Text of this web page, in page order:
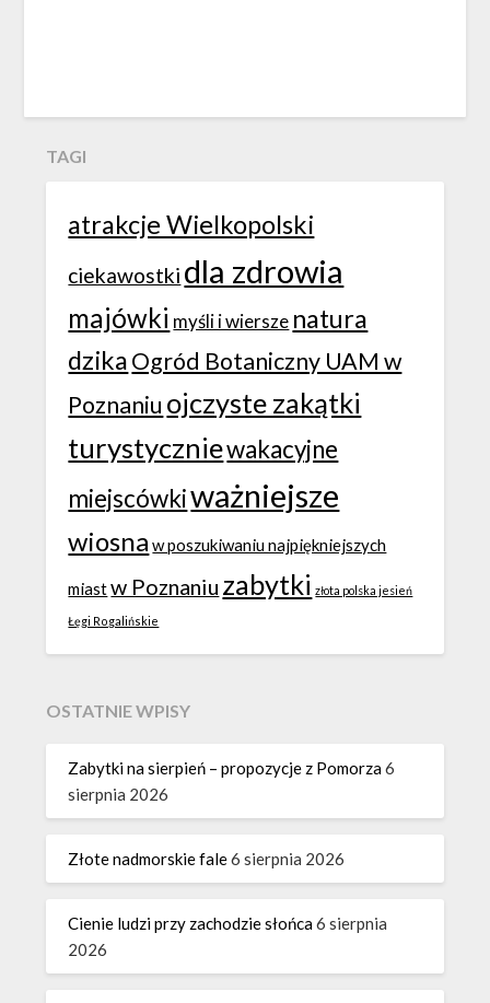
TAGI
atrakcje Wielkopolski
ciekawostki dla zdrowia
majówki myśli i wiersze natura
dzikaOgród Botaniczny UAM w
Poznaniu ojczyste zakątki
turystyczniewakacyjne
miejscówkiważniejsze
wiosna w poszukiwaniu najpiękniejszych
miastw Poznaniu zabytki złota polska jesień
Łęgi Rogalińskie
OSTATNIE WPISY
Zabytki na sierpień – propozycje z Pomorza6
sierpnia 2026
Złote nadmorskie fale6 sierpnia 2026
Cienie ludzi przy zachodzie słońca6 sierpnia
2026